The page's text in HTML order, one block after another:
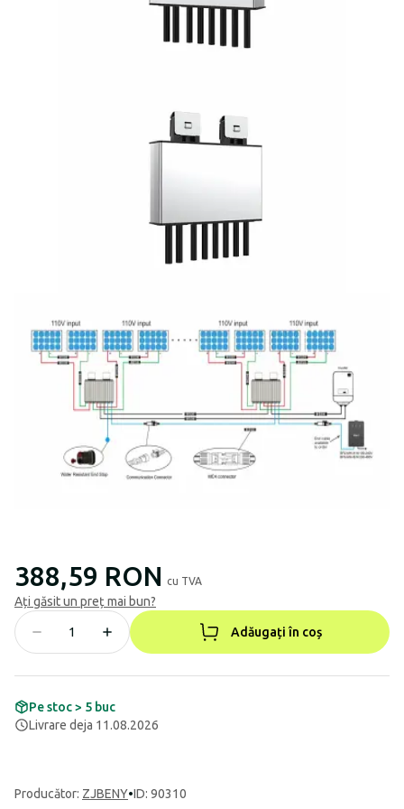
388,59 RON cu TVA
Ați găsit un preț mai bun?
Adăugați în coș
Pe stoc > 5 buc
Livrare deja 11.08.2026
Producător: ZJBENY•ID: 90310